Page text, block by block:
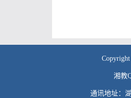
湘教
通讯地址：